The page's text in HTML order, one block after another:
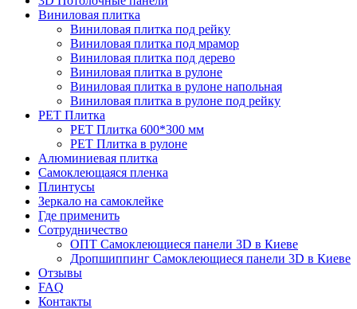
Виниловая плитка
Виниловая плитка под рейку
Виниловая плитка под мрамор
Виниловая плитка под дерево
Виниловая плитка в рулоне
Виниловая плитка в рулоне напольная
Виниловая плитка в рулоне под рейку
PET Плитка
PET Плитка 600*300 мм
PET Плитка в рулоне
Алюминиевая плитка
Самоклеющаяся пленка
Плинтусы
Зеркало на самоклейке
Где применить
Сотрудничество
ОПТ Самоклеющиеся панели 3D в Киеве
Дропшиппинг Самоклеющиеся панели 3D в Киеве
Отзывы
FAQ
Контакты